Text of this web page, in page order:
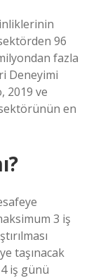
96
fazla
Deneyimi
2019 ve
en
3 iş
taşınacak
iş günü